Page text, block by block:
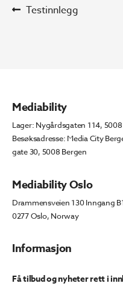
Forrige
Testinnlegg
Informasjon
Mediability
Lager: Nygårdsgaten 114,
Besøksadresse: Media City
gate 30, 5008 Bergen
Mediability Oslo
Drammensveien 130 Inngang
0277 Oslo, Norway
Få tilbud og nyheter rett i